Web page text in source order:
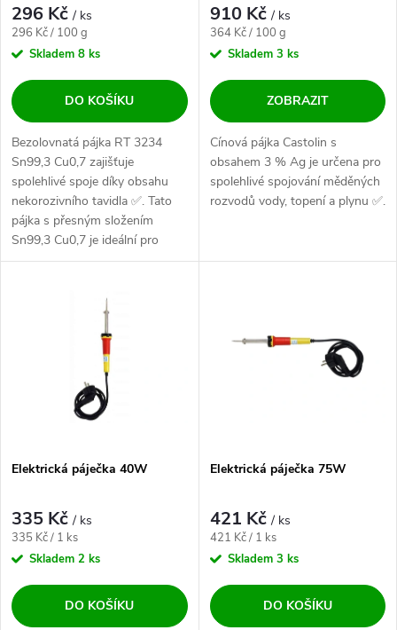
296 Kč/ ks
Měrná cena:
296 Kč / 100 g
Skladem 8 ks
DO KOŠÍKU
Bezolovnatá pájka RT 3234
Sn99,3 Cu0,7 zajišťuje
spolehlivé spoje díky obsahu
nekorozivního tavidla ✅. Tato
pájka s přesným složením
Sn99,3 Cu0,7 je ideální pro
kvalitní měkké...
910 Kč/ ks
Měrná cena:
364 Kč / 100 g
Skladem 3 ks
ZOBRAZIT
Cínová pájka Castolin s
obsahem 3 % Ag je určena pro
spolehlivé spojování měděných
rozvodů vody, topení a plynu ✅.
Elektrická páječka 40W
335 Kč/ ks
Měrná cena:
335 Kč / 1 ks
Skladem 2 ks
DO KOŠÍKU
Elektrická páječka 75W
421 Kč/ ks
Měrná cena:
421 Kč / 1 ks
Skladem 3 ks
DO KOŠÍKU